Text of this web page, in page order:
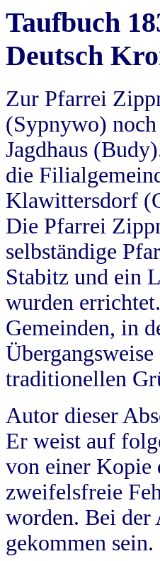
Taufbuch
Deutsch
Zur Pfarrei
(Sypnywo)
Jagdhaus
die
Klawittersdorf
Die Pfarrei
selbständige
Stabitz und ein
wurden
Gemeinden, in
traditionellen
Autor dieser
Er weist auf
von einer Kopie
zweifelsfreie
worden. Bei der
gekommen